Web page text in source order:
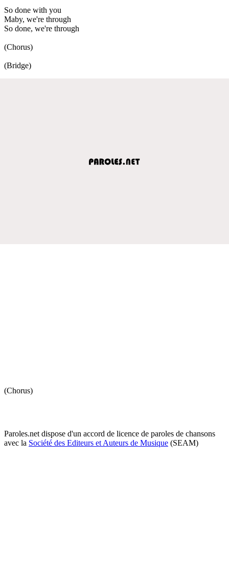
So done with you
Maby, we're through
So done, we're through
(Chorus)
(Bridge)
(Chorus)
Paroles.net dispose d'un accord de licence de paroles de chansons
avec la Société des Editeurs et Auteurs de Musique (SEAM)